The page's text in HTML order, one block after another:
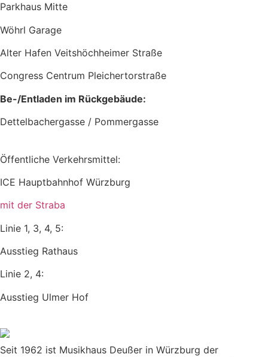
Parkhaus Mitte
Wöhrl Garage
Alter Hafen Veitshöchheimer Straße
Congress Centrum Pleichertorstraße
Be-/Entladen im Rückgebäude:
Dettelbachergasse / Pommergasse
Öffentliche Verkehrsmittel:
ICE Hauptbahnhof Würzburg
mit der Straba
Linie 1, 3, 4, 5:
Ausstieg Rathaus
Linie 2, 4:
Ausstieg Ulmer Hof
Seit 1962 ist Musikhaus Deußer in Würzburg der